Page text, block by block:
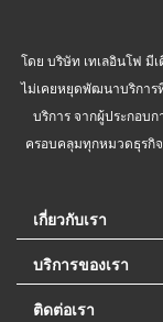
โดย บริษัท เทเลอินโฟ มี
ไม่เคยหยุดพัฒนาบริการ
บริการ จากผู้ประกอบ
ครอบคลุมทุกหมวดธุรกิ
เกี่ยวกับเรา
บริการของเรา
ติดต่อเรา